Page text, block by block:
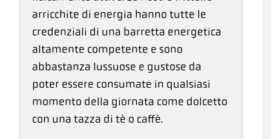
arricchite di energia hanno tutte le
credenziali di una barretta energetica
altamente competente e sono
abbastanza lussuose e gustose da
poter essere consumate in qualsiasi
momento della giornata come dolcetto
con una tazza di tè o caffè.